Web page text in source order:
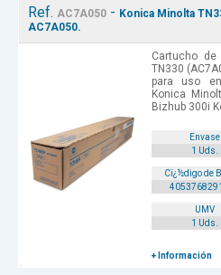
Ref. AC7A050- Konica Minolta
AC7A050.
Cartucho
TN330
para uso
Konica
Bizhub 300i
Envase
1 Uds.
Cï¿½digo de
UMV
1 Uds.
+ Información